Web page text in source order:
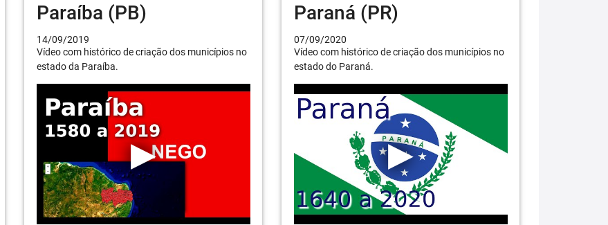
Paraíba (PB)
14/09/2019
Vídeo com histórico de criação dos municípios no
estado da Paraíba.
Paraná (PR)
07/09/2020
Vídeo com histórico de criação dos municípios no
estado do Paraná.